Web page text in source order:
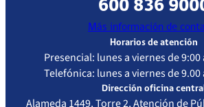
600 836
Más información de
Horarios de atención
Presencial: lunes a viernes de 9:00
Telefónica: lunes a viernes de 9.00
Dirección oficina
Alameda 1449, Torre 2, Atención de